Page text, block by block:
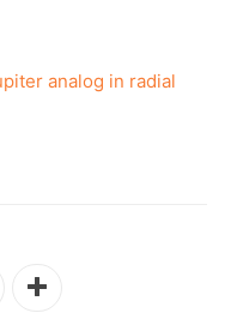
analog in radial